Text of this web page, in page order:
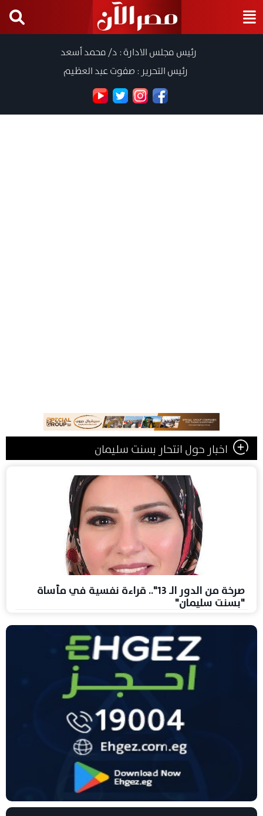
رئيس مجلس الادارة : د/ محمد أسعد
رئيس التحرير : صفوت عبد العظيم
اخبار حول انتحار بسنت سليمان
صرخة من الدور الـ 13".. قراءة نفسية في مأساة
"بسنت سليمان"